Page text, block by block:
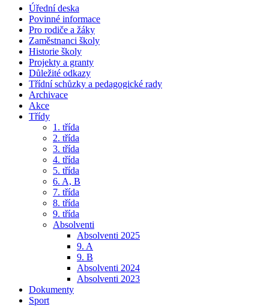
Úřední deska
Povinné informace
Pro rodiče a žáky
Zaměstnanci školy
Historie školy
Projekty a granty
Důležité odkazy
Třídní schůzky a pedagogické rady
Archivace
Akce
Třídy
1. třída
2. třída
3. třída
4. třída
5. třída
6. A, B
7. třída
8. třída
9. třída
Absolventi
Absolventi 2025
9. A
9. B
Absolventi 2024
Absolventi 2023
Dokumenty
Sport